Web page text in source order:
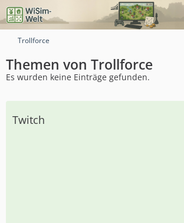
Trollforce
Themen von Trollforce
Es wurden keine Einträge gefunden.
Twitch